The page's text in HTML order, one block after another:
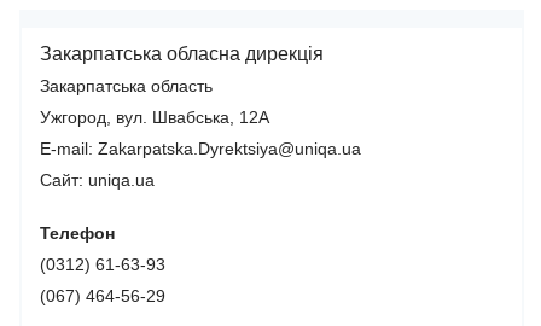
Закарпатська обласна дирекція
Закарпатська область
Ужгород, вул. Швабська, 12А
E-mail: Zakarpatska.Dyrektsiya@uniqa.ua
Сайт: uniqa.ua
Телефон
(0312) 61-63-93
(067) 464-56-29